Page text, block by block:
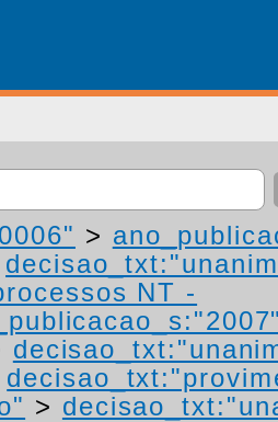
>
NT -
>